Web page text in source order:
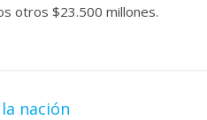
otros $23.500 millones.
nación